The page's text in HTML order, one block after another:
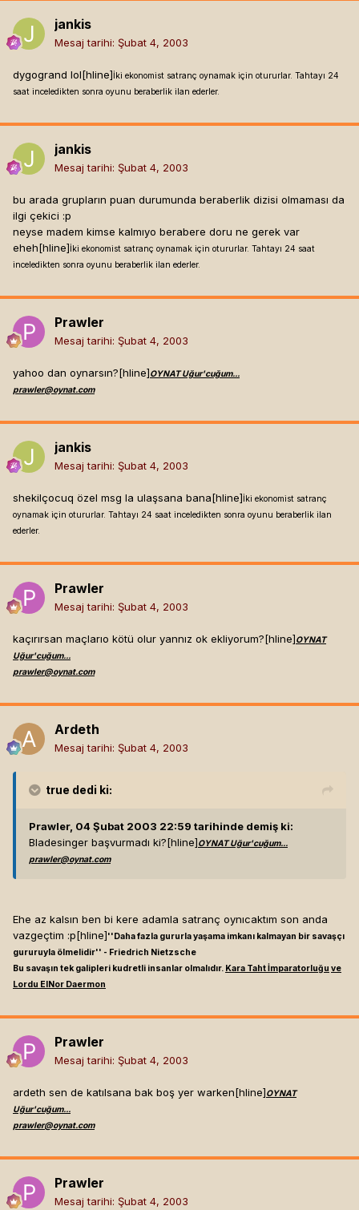
jankis
Mesaj tarihi: Şubat 4, 2003
dygogrand lol[hline]İki ekonomist satranç oynamak için otururlar. Tahtayı 24
saat inceledikten sonra oyunu beraberlik ilan ederler.
jankis
Mesaj tarihi: Şubat 4, 2003
bu arada grupların puan durumunda beraberlik dizisi olmaması da
ilgi çekici :p
neyse madem kimse kalmıyo berabere doru ne gerek var
eheh[hline]İki ekonomist satranç oynamak için otururlar. Tahtayı 24 saat
inceledikten sonra oyunu beraberlik ilan ederler.
Prawler
Mesaj tarihi: Şubat 4, 2003
yahoo dan oynarsın?[hline]OYNAT Uğur'cuğum...
prawler@oynat.com
jankis
Mesaj tarihi: Şubat 4, 2003
shekilçocuq özel msg la ulaşsana bana[hline]İki ekonomist satranç
oynamak için otururlar. Tahtayı 24 saat inceledikten sonra oyunu beraberlik ilan
ederler.
Prawler
Mesaj tarihi: Şubat 4, 2003
kaçırırsan maçlarıo kötü olur yannız ok ekliyorum?[hline]OYNAT
Uğur'cuğum...
prawler@oynat.com
Ardeth
Mesaj tarihi: Şubat 4, 2003
true dedi ki:
Prawler, 04 Şubat 2003 22:59 tarihinde demiş ki:
Bladesinger başvurmadı ki?[hline]OYNAT Uğur'cuğum...
prawler@oynat.com
Ehe az kalsın ben bi kere adamla satranç oynıcaktım son anda
vazgeçtim :p[hline]''Daha fazla gururla yaşama imkanı kalmayan bir savaşçı
gururuyla ölmelidir'' - Friedrich Nietzsche
Bu savaşın tek galipleri kudretli insanlar olmalıdır. Kara Taht İmparatorluğu ve
Lordu ElNor Daermon
Prawler
Mesaj tarihi: Şubat 4, 2003
ardeth sen de katılsana bak boş yer warken[hline]OYNAT
Uğur'cuğum...
prawler@oynat.com
Prawler
Mesaj tarihi: Şubat 4, 2003